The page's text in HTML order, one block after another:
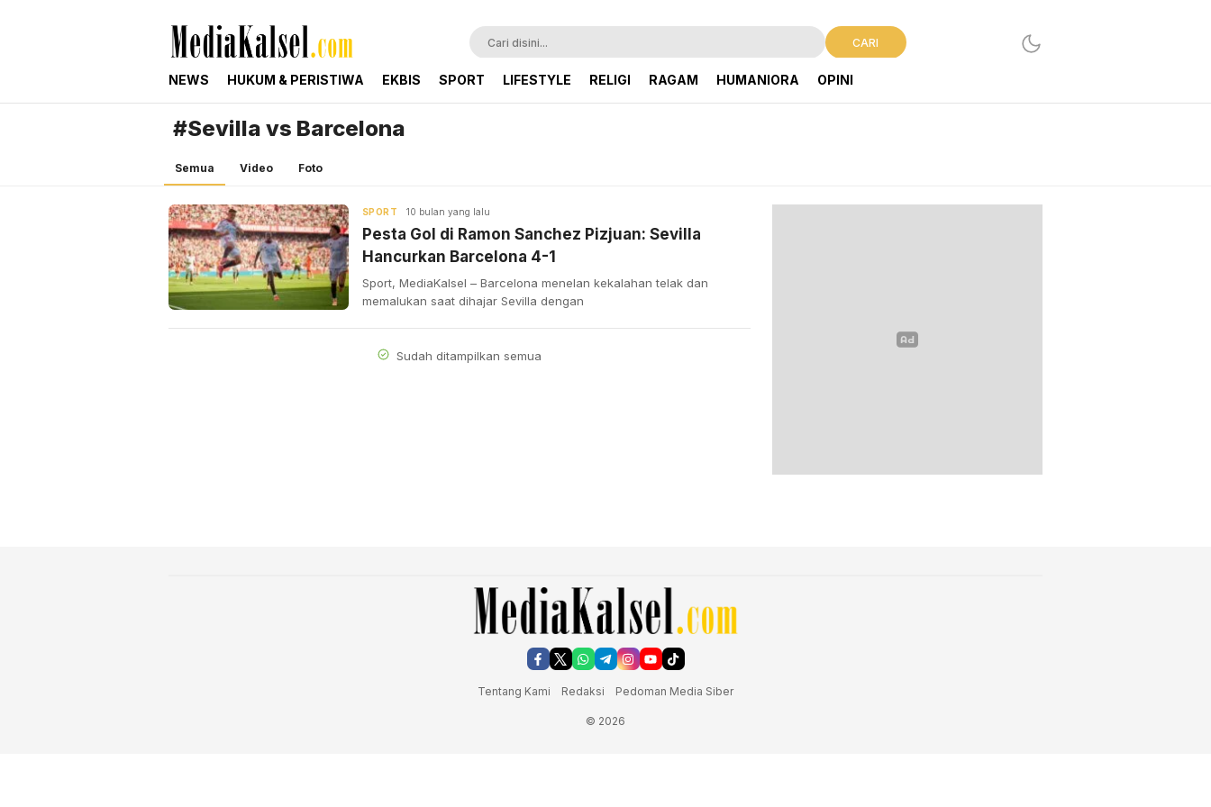
mediakalsel.com
Berita Update Banua
CARI
NEWS HUKUM & PERISTIWA EKBIS SPORT LIFESTYLE RELIGI RAGAM HUMANIORA OPINI
#Sevilla vs Barcelona
Semua Video Foto
SPORT 10 bulan yang lalu
Pesta Gol di Ramon Sanchez Pizjuan: Sevilla
Hancurkan Barcelona 4-1
Sport, MediaKalsel – Barcelona menelan kekalahan telak dan
memalukan saat dihajar Sevilla dengan
Sudah ditampilkan semua
Tentang Kami Redaksi Pedoman Media Siber
© 2026